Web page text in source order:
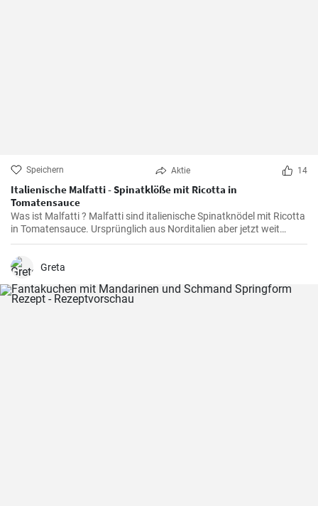
Speichern Aktie 14
Italienische Malfatti - Spinatklöße mit Ricotta in
Tomatensauce
Was ist Malfatti ? Malfatti sind italienische Spinatknödel mit Ricotta
in Tomatensauce. Ursprünglich aus Norditalien aber jetzt weit
verbreitet in ganz Italien werden die Spinat Ricotta Klöße mit
Parmesan serviert. Malfatti bedeutet unperfekt auf deutsch.
Greta